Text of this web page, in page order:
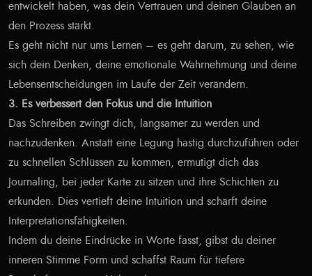
entwickelt haben, was dein Vertrauen und deinen Glauben an
den Prozess stärkt.
Es geht nicht nur ums Lernen – es geht darum, zu sehen, wie
sich dein Denken, deine emotionale Wahrnehmung und deine
Lebensentscheidungen im Laufe der Zeit verändern.
3. Es verbessert den Fokus und die Intuition
Das Schreiben zwingt dich, langsamer zu werden und
nachzudenken. Anstatt eine Legung hastig durchzuführen oder
zu schnellen Schlüssen zu kommen, ermutigt dich das
Journaling, bei jeder Karte zu sitzen und ihre Schichten zu
erkunden. Dies vertieft deine Intuition und schärft deine
Interpretationsfähigkeiten.
Indem du deine Eindrücke in Worte fasst, gibst du deiner
inneren Stimme Form und schaffst Raum für tiefere